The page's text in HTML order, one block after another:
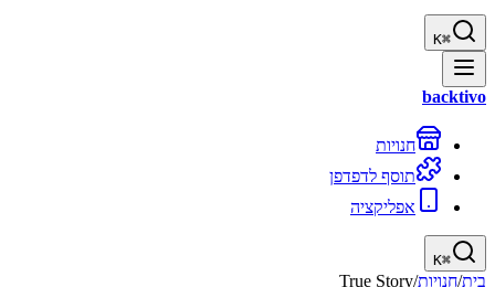
⌘
K
backtivo
חנויות
תוסף לדפדפן
אפליקציה
⌘
K
בית/חנויות/
True Story